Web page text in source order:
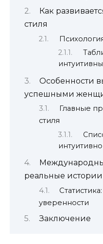
Как
стиля
Особенности
успешными
Главные
стиля
реальные истории
уверенности
Заключение